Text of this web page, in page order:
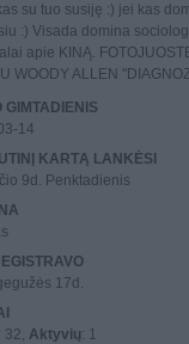
su tuo susiję :) jei kas
:) Visada domina
apie KINĄ.
WOODY ALLEN
GIMTADIENIS
14
KARTĄ LANKĖSI
9d. Penktadienis
17d.
: 32, Aktyvių: 1